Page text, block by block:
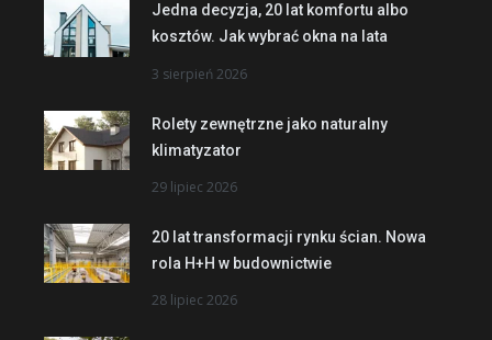
Jedna decyzja, 20 lat komfortu albo
kosztów. Jak wybrać okna na lata
3 sierpień 2026
Rolety zewnętrzne jako naturalny
klimatyzator
29 lipiec 2026
20 lat transformacji rynku ścian. Nowa
rola H+H w budownictwie
28 lipiec 2026